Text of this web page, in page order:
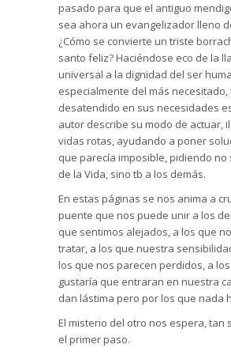
pasado para que el antiguo
sea ahora un evangelizador lleno
¿Cómo se convierte un triste
santo feliz? Haciéndose eco de la
universal a la dignidad del ser
especialmente del más
desatendido en sus necesidades
autor describe su modo de actuar,
vidas rotas, ayudando a poner
que parecía imposible, pidiendo no
de la Vida, sino tb a los demás.
En estas páginas se nos anima a
puente que nos puede unir a los
que sentimos alejados, a los que
tratar, a los que nuestra
los que nos parecen perdidos, a
gustaría que entraran en nuestra
dan lástima pero por los que nada
El misterio del otro nos espera, tan
el primer paso.